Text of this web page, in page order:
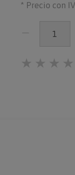
* Precio con
★ ★ ★ ★